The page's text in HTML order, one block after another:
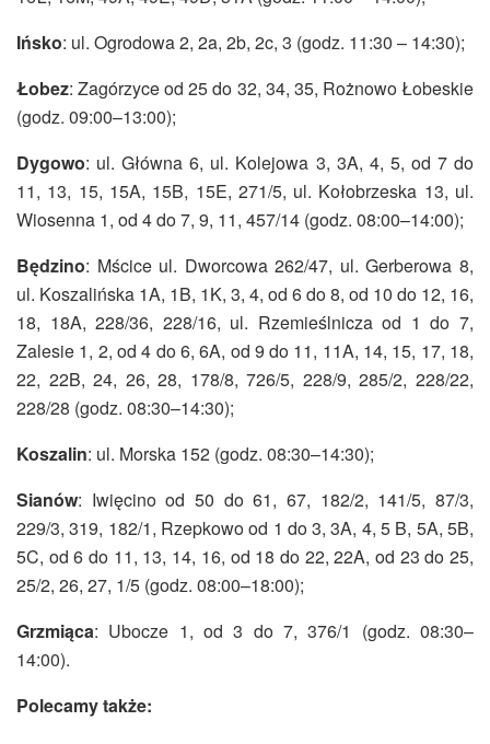
Ińsko: ul. Ogrodowa 2, 2a, 2b, 2c, 3 (godz. 11:30 – 14:30);
Łobez: Zagórzyce od 25 do 32, 34, 35, Rożnowo Łobeskie
(godz. 09:00–13:00);
Dygowo: ul. Główna 6, ul. Kolejowa 3, 3A, 4, 5, od 7 do
11, 13, 15, 15A, 15B, 15E, 271/5, ul. Kołobrzeska 13, ul.
Wiosenna 1, od 4 do 7, 9, 11, 457/14 (godz. 08:00–14:00);
Będzino: Mścice ul. Dworcowa 262/47, ul. Gerberowa 8,
ul. Koszalińska 1A, 1B, 1K, 3, 4, od 6 do 8, od 10 do 12, 16,
18, 18A, 228/36, 228/16, ul. Rzemieślnicza od 1 do 7,
Zalesie 1, 2, od 4 do 6, 6A, od 9 do 11, 11A, 14, 15, 17, 18,
22, 22B, 24, 26, 28, 178/8, 726/5, 228/9, 285/2, 228/22,
228/28 (godz. 08:30–14:30);
Koszalin: ul. Morska 152 (godz. 08:30–14:30);
Sianów: Iwięcino od 50 do 61, 67, 182/2, 141/5, 87/3,
229/3, 319, 182/1, Rzepkowo od 1 do 3, 3A, 4, 5 B, 5A, 5B,
5C, od 6 do 11, 13, 14, 16, od 18 do 22, 22A, od 23 do 25,
25/2, 26, 27, 1/5 (godz. 08:00–18:00);
Grzmiąca: Ubocze 1, od 3 do 7, 376/1 (godz. 08:30–
14:00).
Polecamy także: